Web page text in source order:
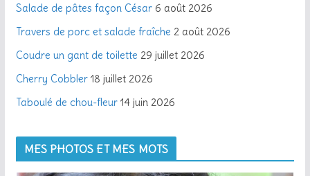
Salade de pâtes façon César 6 août 2026
Travers de porc et salade fraîche 2 août 2026
Coudre un gant de toilette 29 juillet 2026
Cherry Cobbler 18 juillet 2026
Taboulé de chou-fleur 14 juin 2026
MES PHOTOS ET MES MOTS